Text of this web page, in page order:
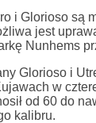
i Glorioso są
jest
Nunhems
Glorioso i
w
od 60 do
kalibru.